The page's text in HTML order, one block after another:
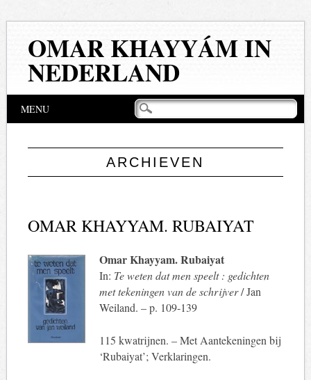
OMAR KHAYYÁM IN
NEDERLAND
Hoofdmenu
springen
MENU
ARCHIEVEN
OMAR KHAYYAM. RUBAIYAT
Omar Khayyam. Rubaiyat
In: Te weten dat men speelt : gedichten
met tekeningen van de schrijver/ Jan
Weiland. – p. 109-139
115 kwatrijnen. – Met Aantekeningen bij
‘Rubaiyat’; Verklaringen.